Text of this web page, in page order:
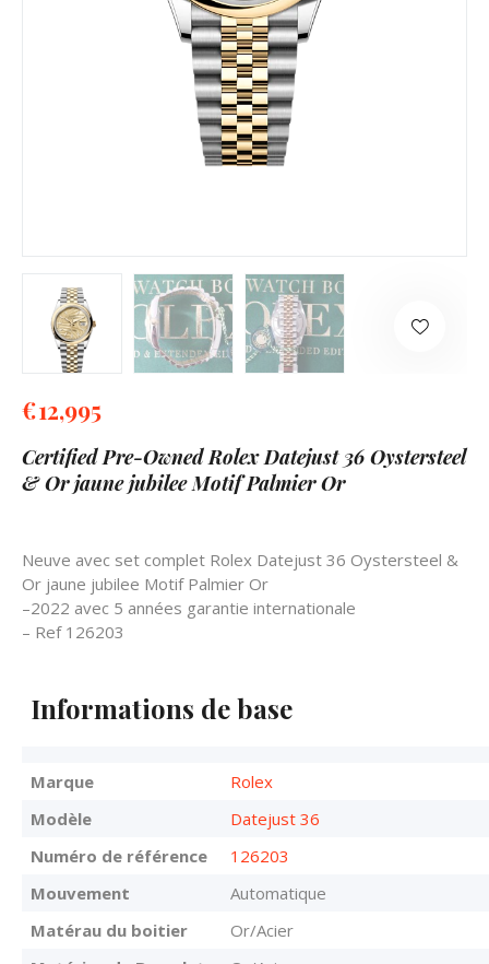
€12,995
Certified Pre-Owned Rolex Datejust 36 Oystersteel
& Or jaune jubilee Motif Palmier Or
Neuve avec set complet Rolex Datejust 36 Oystersteel &
Or jaune jubilee Motif Palmier Or
–2022 avec 5 années garantie internationale
– Ref 126203
Informations de base
Marque
Rolex
Modèle
Datejust 36
Numéro de référence
126203
Mouvement
Automatique
Matérau du boitier
Or/Acier